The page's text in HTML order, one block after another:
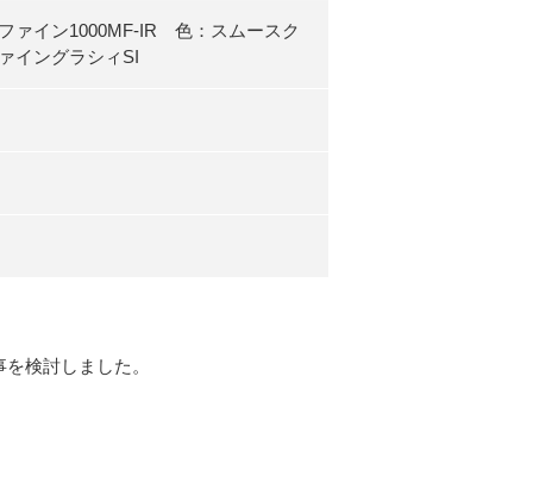
ァイン1000MF-IR 色：スムースク
ングラシィSI
検討しました。